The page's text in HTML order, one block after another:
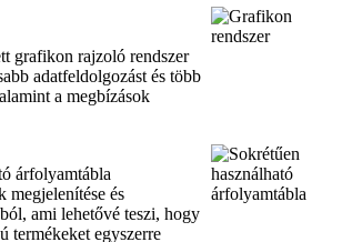
grafikon rajzoló rendszer
adatfeldolgozást és több
a megbízások
árfolyamtábla
megjelenítése és
ami lehetővé teszi, hogy
termékeket egyszerre